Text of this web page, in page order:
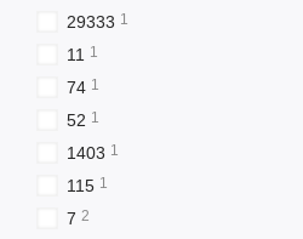
29333 1
11 1
74 1
52 1
1403 1
115 1
7 2